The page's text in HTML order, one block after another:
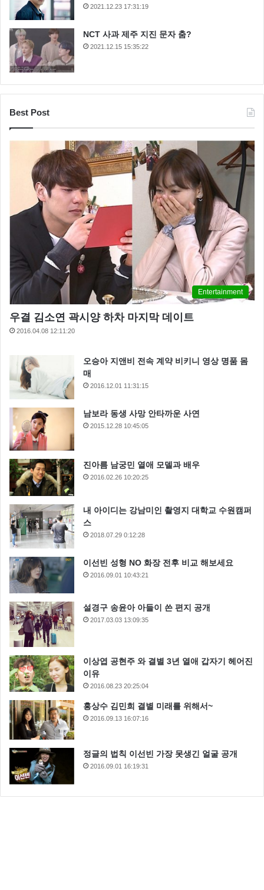
2021.12.23 17:31:19
NCT 사과 제주 지진 문자 춤?
2021.12.15 15:35:22
Best Post
Entertainment
우결 김소연 곽시양 하차 마지막 데이트
2016.04.08 12:11:20
오승아 지앤비 전속 계약 비키니 영상 명품 몸
매
2016.12.01 11:31:15
남보라 동생 사망 안타까운 사연
2015.12.28 10:45:05
진아름 남궁민 열애 모델과 배우
2016.02.26 10:20:25
내 아이디는 강남미인 촬영지 대학교 수원캠퍼
스
2018.07.29 0:12:28
이선빈 성형 NO 화장 전후 비교 해보세요
2016.09.01 10:43:21
설경구 송윤아 아들이 쓴 편지 공개
2017.03.03 13:09:35
이상엽 공현주 와 결별 3년 열애 갑자기 헤어진
이유
2016.08.23 20:25:04
홍상수 김민희 결별 미래를 위해서~
2016.09.13 16:07:16
정글의 법칙 이선빈 가장 못생긴 얼굴 공개
2016.09.01 16:19:31